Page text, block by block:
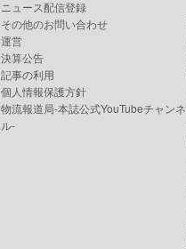
ニュース配信登録
その他のお問い合わせ
運営
決算公告
記事の利用
個人情報保護方針
物流報道局-本誌公式YouTubeチャンネ
ル-